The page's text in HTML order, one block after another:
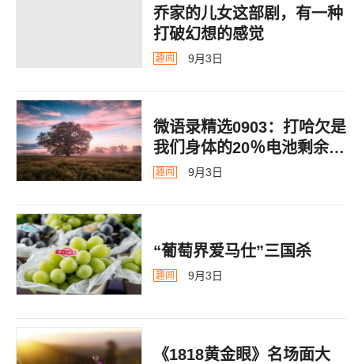
乔家的儿女这部剧，有一种
打破幻想的感觉
趣闻 9月3日
微语录精选0903：打哈欠是
我们身体的20％电池剩余警
告
趣闻 9月3日
“葡萄界爱马仕”三国杀
趣闻 9月3日
《1818黄金眼》名场面大